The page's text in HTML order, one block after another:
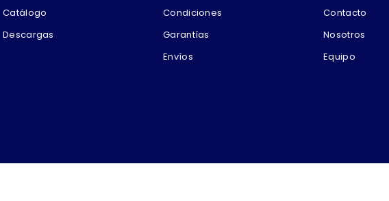
Catálogo
Descargas
Condiciones
Garantías
Envíos
Contacto
Nosotros
Equipo